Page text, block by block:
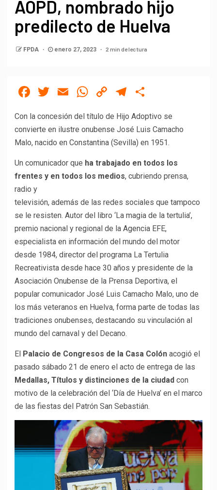
AOPD, nombrado hijo
predilecto de Huelva
FPDA enero 27, 2023 2 min de lectura
Facebook
Twitter
EmailWhatsApp
CopyTelegram
Con la concesión del título de Hijo Adoptivo se
convierte en ilustre onubense José Luis Camacho
Malo, nacido en Constantina (Sevilla) en 1951.
Un comunicador que ha trabajado en todos los
frentes y en todos los medios, cubriendo prensa,
radio y
televisión, además de las redes sociales que tampoco
se le resisten. Autor del libro ‘La magia de la tertulia’,
premio nacional y regional de la Agencia EFE,
especialista en información del mundo del motor
desde 1984, director del programa La Tertulia
Recreativista desde hace 30 años y presidente de la
Asociación Onubense de la Prensa Deportiva, el
popular comunicador José Luis Camacho Malo, uno de
los más veteranos en Huelva, forma parte de todas las
tradiciones onubenses, destacando su vinculación al
mundo del carnaval y del Decano.
El Palacio de Congresos de la Casa Colón acogió el
pasado sábado 21 de enero el acto de entrega de las
Medallas, Títulos y distinciones de la ciudad con
motivo de la celebración del ‘Día de Huelva’ en el marco
de las fiestas del Patrón San Sebastián.